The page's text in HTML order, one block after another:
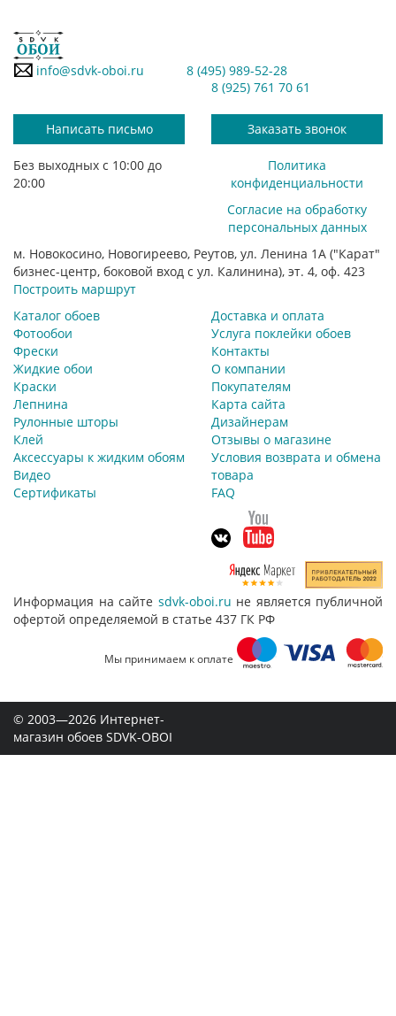
info@sdvk-oboi.ru
8 (495) 989-52-28
8 (925) 761 70 61
Написать письмо Заказать звонок
Без выходных с 10:00 до
20:00
Политика
конфиденциальности
Согласие на обработку
персональных данных
м. Новокосино, Новогиреево, Реутов, ул. Ленина 1А ("Карат"
бизнес-центр, боковой вход с ул. Калинина), эт. 4, оф. 423
Построить маршрут
Каталог обоев
Фотообои
Фрески
Жидкие обои
Краски
Лепнина
Рулонные шторы
Клей
Аксессуары к жидким обоям
Видео
Сертификаты
Доставка и оплата
Услуга поклейки обоев
Контакты
О компании
Покупателям
Карта сайта
Дизайнерам
Отзывы о магазине
Условия возврата и обмена
товара
FAQ
Информация на сайте sdvk-oboi.ru не является публичной
офертой определяемой в статье 437 ГК РФ
Мы принимаем к оплате
© 2003—2026 Интернет-
магазин обоев SDVK-OBOI